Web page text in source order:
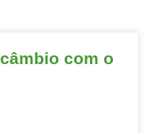
com o